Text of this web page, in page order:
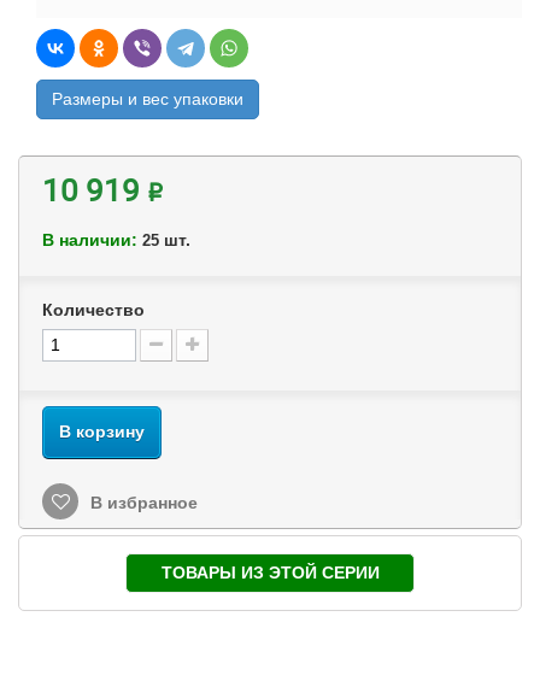
Размеры и вес упаковки
10 919 ₽
В наличии: 25 шт.
Количество
В корзину
В избранное
ТОВАРЫ ИЗ ЭТОЙ СЕРИИ